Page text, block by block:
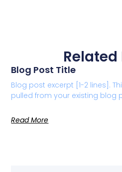
Related
Blog Post Title
Blog post excerpt [1-2 lines].
pulled from your existing blog
Read More